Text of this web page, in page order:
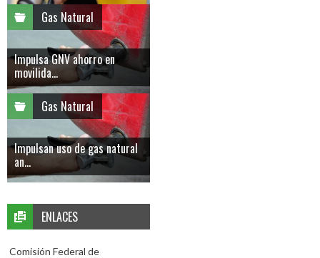
Gas Natural
Impulsa GNV ahorro en
movilida...
Gas Natural
Impulsan uso de gas natural
an...
ENLACES
Comisión Federal de